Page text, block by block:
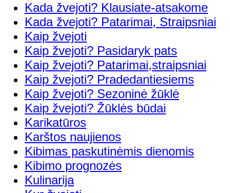
Kada žvejoti? Klausiate-atsakome
Kada žvejoti? Patarimai, Straipsniai
Kaip žvejoti
Kaip žvejoti? Pasidaryk pats
Kaip žvejoti? Patarimai,straipsniai
Kaip žvejoti? Pradedantiesiems
Kaip žvejoti? Sezoninė žūklė
Kaip žvejoti? Žūklės būdai
Karikatūros
Karštos naujienos
Kibimas paskutinėmis dienomis
Kibimo prognozės
Kulinarija